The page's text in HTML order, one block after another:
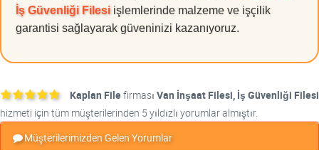
İş Güvenliği Filesi işlemlerinde malzeme ve işçilik
garantisi sağlayarak güveninizi kazanıyoruz.
Kaplan Filefirması Van İnşaat Filesi, İş Güvenliği Filesi
hizmeti için tüm müşterilerinden 5 yıldızlı yorumlar almıştır.
Müşterilerimizden Gelen Yorumlar